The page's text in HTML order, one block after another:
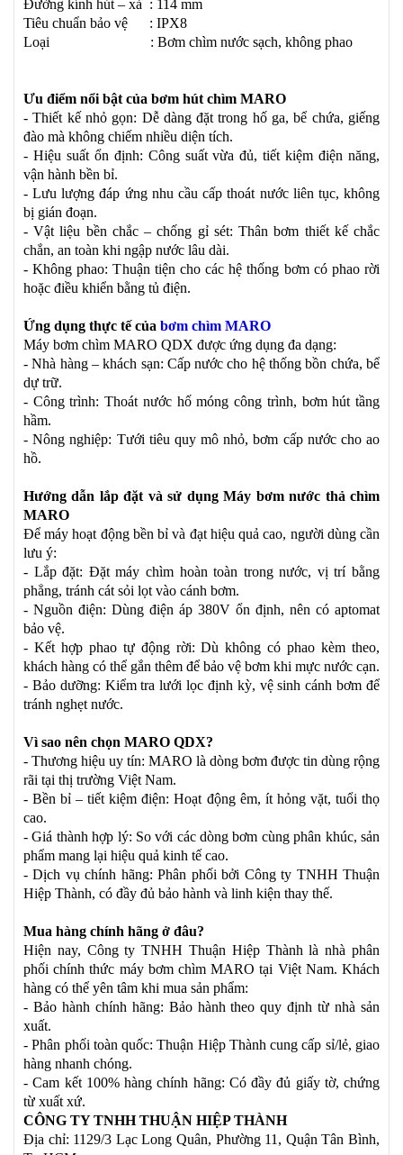
Đường kính hút – xả : 114 mm
Tiêu chuẩn bảo vệ : IPX8
Loại : Bơm chìm nước sạch, không phao
Ưu điểm nổi bật của bơm hút chìm MARO
- Thiết kế nhỏ gọn: Dễ dàng đặt trong hố ga, bể chứa, giếng
đào mà không chiếm nhiều diện tích.
- Hiệu suất ổn định: Công suất vừa đủ, tiết kiệm điện năng,
vận hành bền bỉ.
- Lưu lượng đáp ứng nhu cầu cấp thoát nước liên tục, không
bị gián đoạn.
- Vật liệu bền chắc – chống gỉ sét: Thân bơm thiết kế chắc
chắn, an toàn khi ngập nước lâu dài.
- Không phao: Thuận tiện cho các hệ thống bơm có phao rời
hoặc điều khiển bằng tủ điện.
Ứng dụng thực tế của bơm chìm MARO
Máy bơm chìm MARO QDX được ứng dụng đa dạng:
- Nhà hàng – khách sạn: Cấp nước cho hệ thống bồn chứa, bể
dự trữ.
- Công trình: Thoát nước hố móng công trình, bơm hút tầng
hầm.
- Nông nghiệp: Tưới tiêu quy mô nhỏ, bơm cấp nước cho ao
hồ.
Hướng dẫn lắp đặt và sử dụng Máy bơm nước thả chìm
MARO
Để máy hoạt động bền bỉ và đạt hiệu quả cao, người dùng cần
lưu ý:
- Lắp đặt: Đặt máy chìm hoàn toàn trong nước, vị trí bằng
phẳng, tránh cát sỏi lọt vào cánh bơm.
- Nguồn điện: Dùng điện áp 380V ổn định, nên có aptomat
bảo vệ.
- Kết hợp phao tự động rời: Dù không có phao kèm theo,
khách hàng có thể gắn thêm để bảo vệ bơm khi mực nước cạn.
- Bảo dưỡng: Kiểm tra lưới lọc định kỳ, vệ sinh cánh bơm để
tránh nghẹt nước.
Vì sao nên chọn MARO QDX?
- Thương hiệu uy tín: MARO là dòng bơm được tin dùng rộng
rãi tại thị trường Việt Nam.
- Bền bỉ – tiết kiệm điện: Hoạt động êm, ít hỏng vặt, tuổi thọ
cao.
- Giá thành hợp lý: So với các dòng bơm cùng phân khúc, sản
phẩm mang lại hiệu quả kinh tế cao.
- Dịch vụ chính hãng: Phân phối bởi Công ty TNHH Thuận
Hiệp Thành, có đầy đủ bảo hành và linh kiện thay thế.
Mua hàng chính hãng ở đâu?
Hiện nay, Công ty TNHH Thuận Hiệp Thành là nhà phân
phối chính thức máy bơm chìm MARO tại Việt Nam. Khách
hàng có thể yên tâm khi mua sản phẩm:
- Bảo hành chính hãng: Bảo hành theo quy định từ nhà sản
xuất.
- Phân phối toàn quốc: Thuận Hiệp Thành cung cấp sỉ/lẻ, giao
hàng nhanh chóng.
- Cam kết 100% hàng chính hãng: Có đầy đủ giấy tờ, chứng
từ xuất xứ.
CÔNG TY TNHH THUẬN HIỆP THÀNH
Địa chỉ: 1129/3 Lạc Long Quân, Phường 11, Quận Tân Bình,